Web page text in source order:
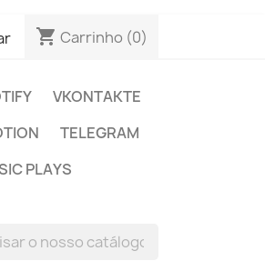
shopping_cart Carrinho (0)
VKONTAKTE
TELEGRAM
PLAYS